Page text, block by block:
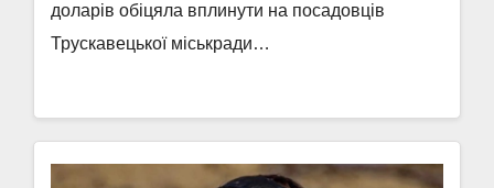
доларів обіцяла вплинути на посадовців
Трускавецької міськради…